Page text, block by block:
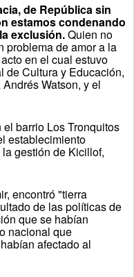
de República sin
estamos condenando
exclusión.Quien no
problema de amor a la
en el cual estuvo
de Cultura y Educación,
Watson, y el
barrio Los Tronquitos
establecimiento
gestión de Kicillof,
encontró "tierra
de las políticas de
que se habían
nacional que
afectado al